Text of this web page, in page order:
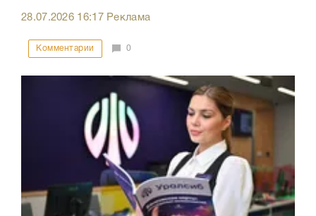
28.07.2026 16:17Реклама
Комментарии 0